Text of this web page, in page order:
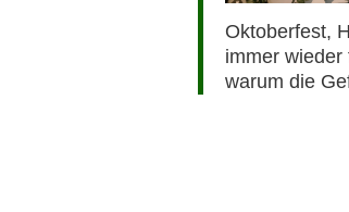
Oktoberfest,
immer
warum die